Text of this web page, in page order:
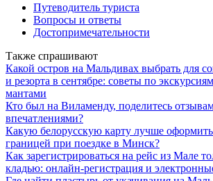
Путеводитель туриста
Вопросы и ответы
Достопримечательности
Также спрашивают
Какой остров на Мальдивах выбрать для
и резорта в сентябре: советы по
мантами
Кто был на Виламенду, поделитесь
впечатлениями?
Какую белорусскую карту лучше оформить
границей при поездке в Минск?
Как зарегистрироваться на рейс из Мале
кладью: онлайн-регистрация и